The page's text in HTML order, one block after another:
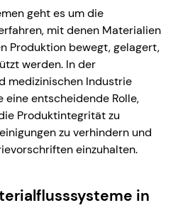
geht es um die
mit denen Materialien
Produktion bewegt, gelagert,
werden. In der
medizinischen Industrie
eine entscheidende Rolle,
Produktintegrität zu
zu verhindern und
einzuhalten.
in